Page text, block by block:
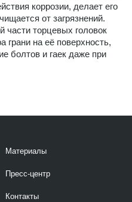
коррозии, делает его
от загрязнений.
торцевых головок
грани на её поверхность,
болтов и гаек даже при
Материалы
Пресс-центр
Контакты